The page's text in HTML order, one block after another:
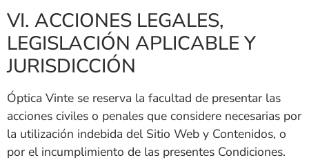
VI. ACCIONES LEGALES,
LEGISLACIÓN APLICABLE Y
JURISDICCIÓN
Óptica Vinte se reserva la facultad de presentar las
acciones civiles o penales que considere necesarias por
la utilización indebida del Sitio Web y Contenidos, o
por el incumplimiento de las presentes Condiciones.